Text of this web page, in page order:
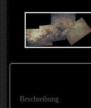
Beschreibung